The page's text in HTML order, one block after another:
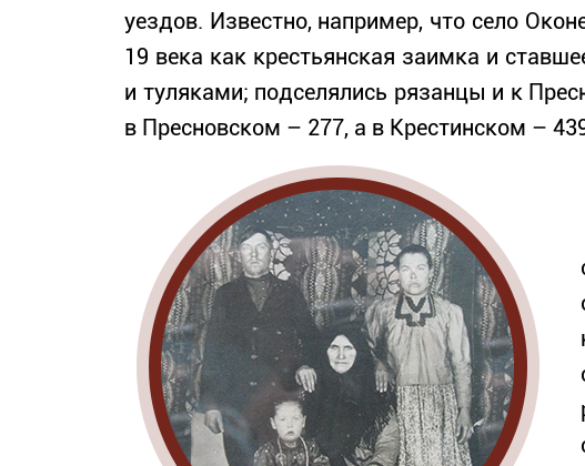
уездов. Известно, например, что село
19 века как крестьянская заимка и
и туляками; подселялись рязанцы и к
в Пресновском – 277, а в Крестинском –